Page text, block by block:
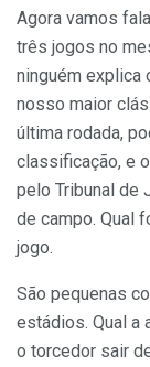
Agora vamos
três jogos no
ninguém explica
nosso maior
última rodada,
classificação, e
pelo Tribunal de
de campo. Qual
jogo.
São pequenas
estádios. Qual a
o torcedor sair